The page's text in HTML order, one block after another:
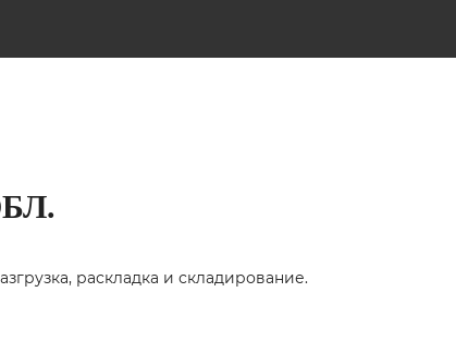
раскладка и складирование.